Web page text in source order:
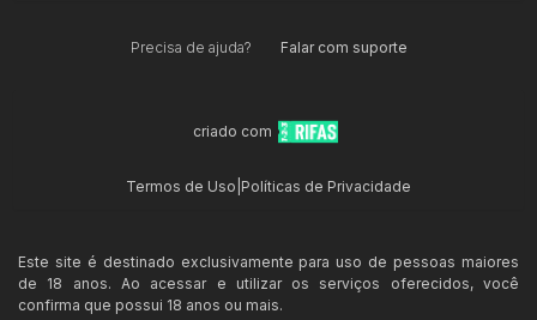
Precisa de ajuda? Falar com suporte
criado com
Termos de Uso Políticas de Privacidade
Este site é destinado exclusivamente para uso de pessoas maiores
de 18 anos. Ao acessar e utilizar os serviços oferecidos, você
confirma que possui 18 anos ou mais.